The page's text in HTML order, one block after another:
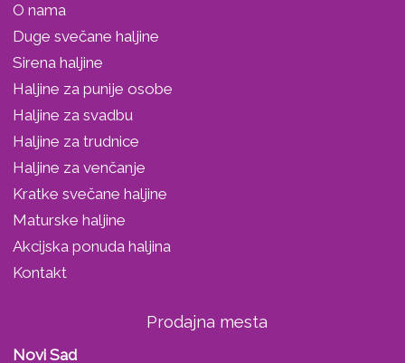
O nama
Duge svečane haljine
Sirena haljine
Haljine za punije osobe
Haljine za svadbu
Haljine za trudnice
Haljine za venčanje
Kratke svečane haljine
Maturske haljine
Akcijska ponuda haljina
Kontakt
Prodajna mesta
Novi Sad